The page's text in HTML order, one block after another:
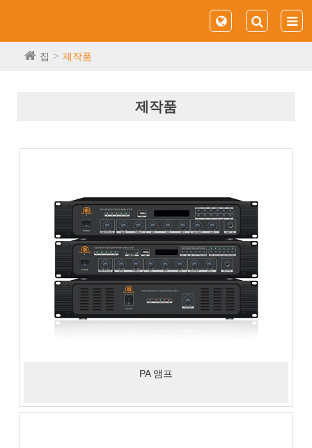
집 제작품
제작품
PA 앰프